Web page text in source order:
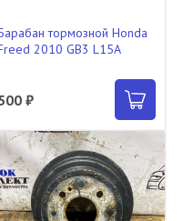
тормозной Honda
2010 GB3 L15A
₽